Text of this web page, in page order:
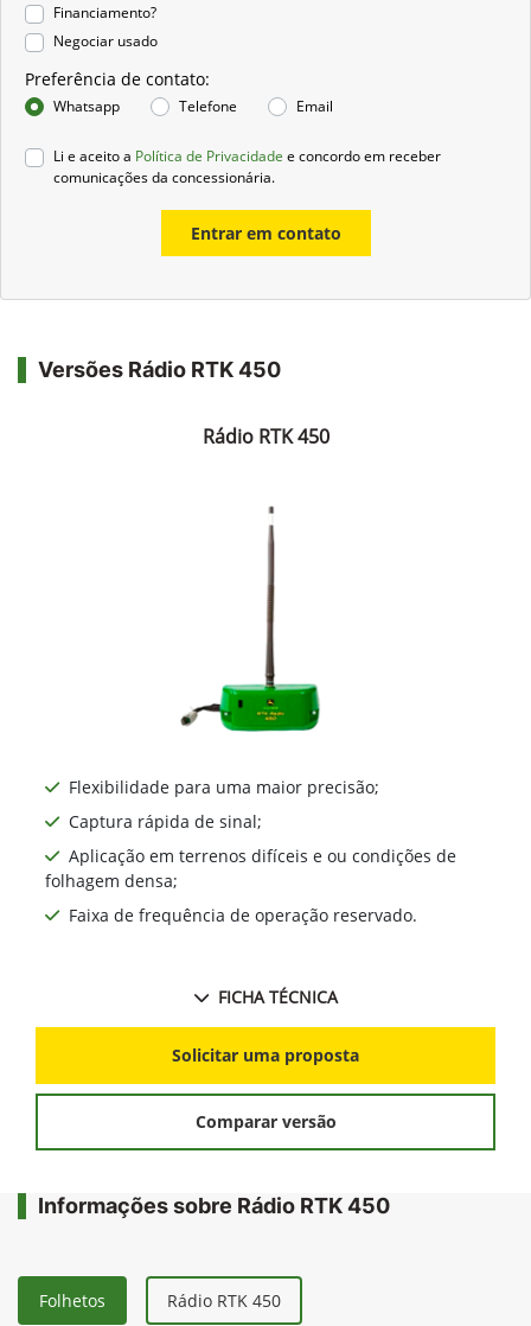
Financiamento?
Negociar usado
Preferência de contato:
Whatsapp Telefone Email
Li e aceito a Política de Privacidade e concordo em receber
comunicações da concessionária.
Entrar em contato
Versões Rádio RTK 450
Rádio RTK 450
Flexibilidade para uma maior precisão;
Captura rápida de sinal;
Aplicação em terrenos difíceis e ou condições de
folhagem densa;
Faixa de frequência de operação reservado.
FICHA TÉCNICA
Solicitar uma proposta
Comparar versão
Informações sobre Rádio RTK 450
Folhetos Rádio RTK 450